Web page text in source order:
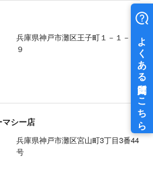
兵庫県神戸市灘区王子町１－１－１
９
シー店
兵庫県神戸市灘区宮山町3丁目3番44
号